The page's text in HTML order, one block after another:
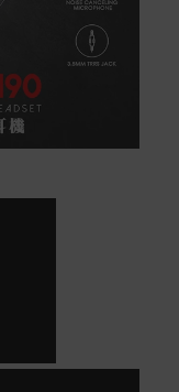
且有可能因實際
此連結：
product-wa